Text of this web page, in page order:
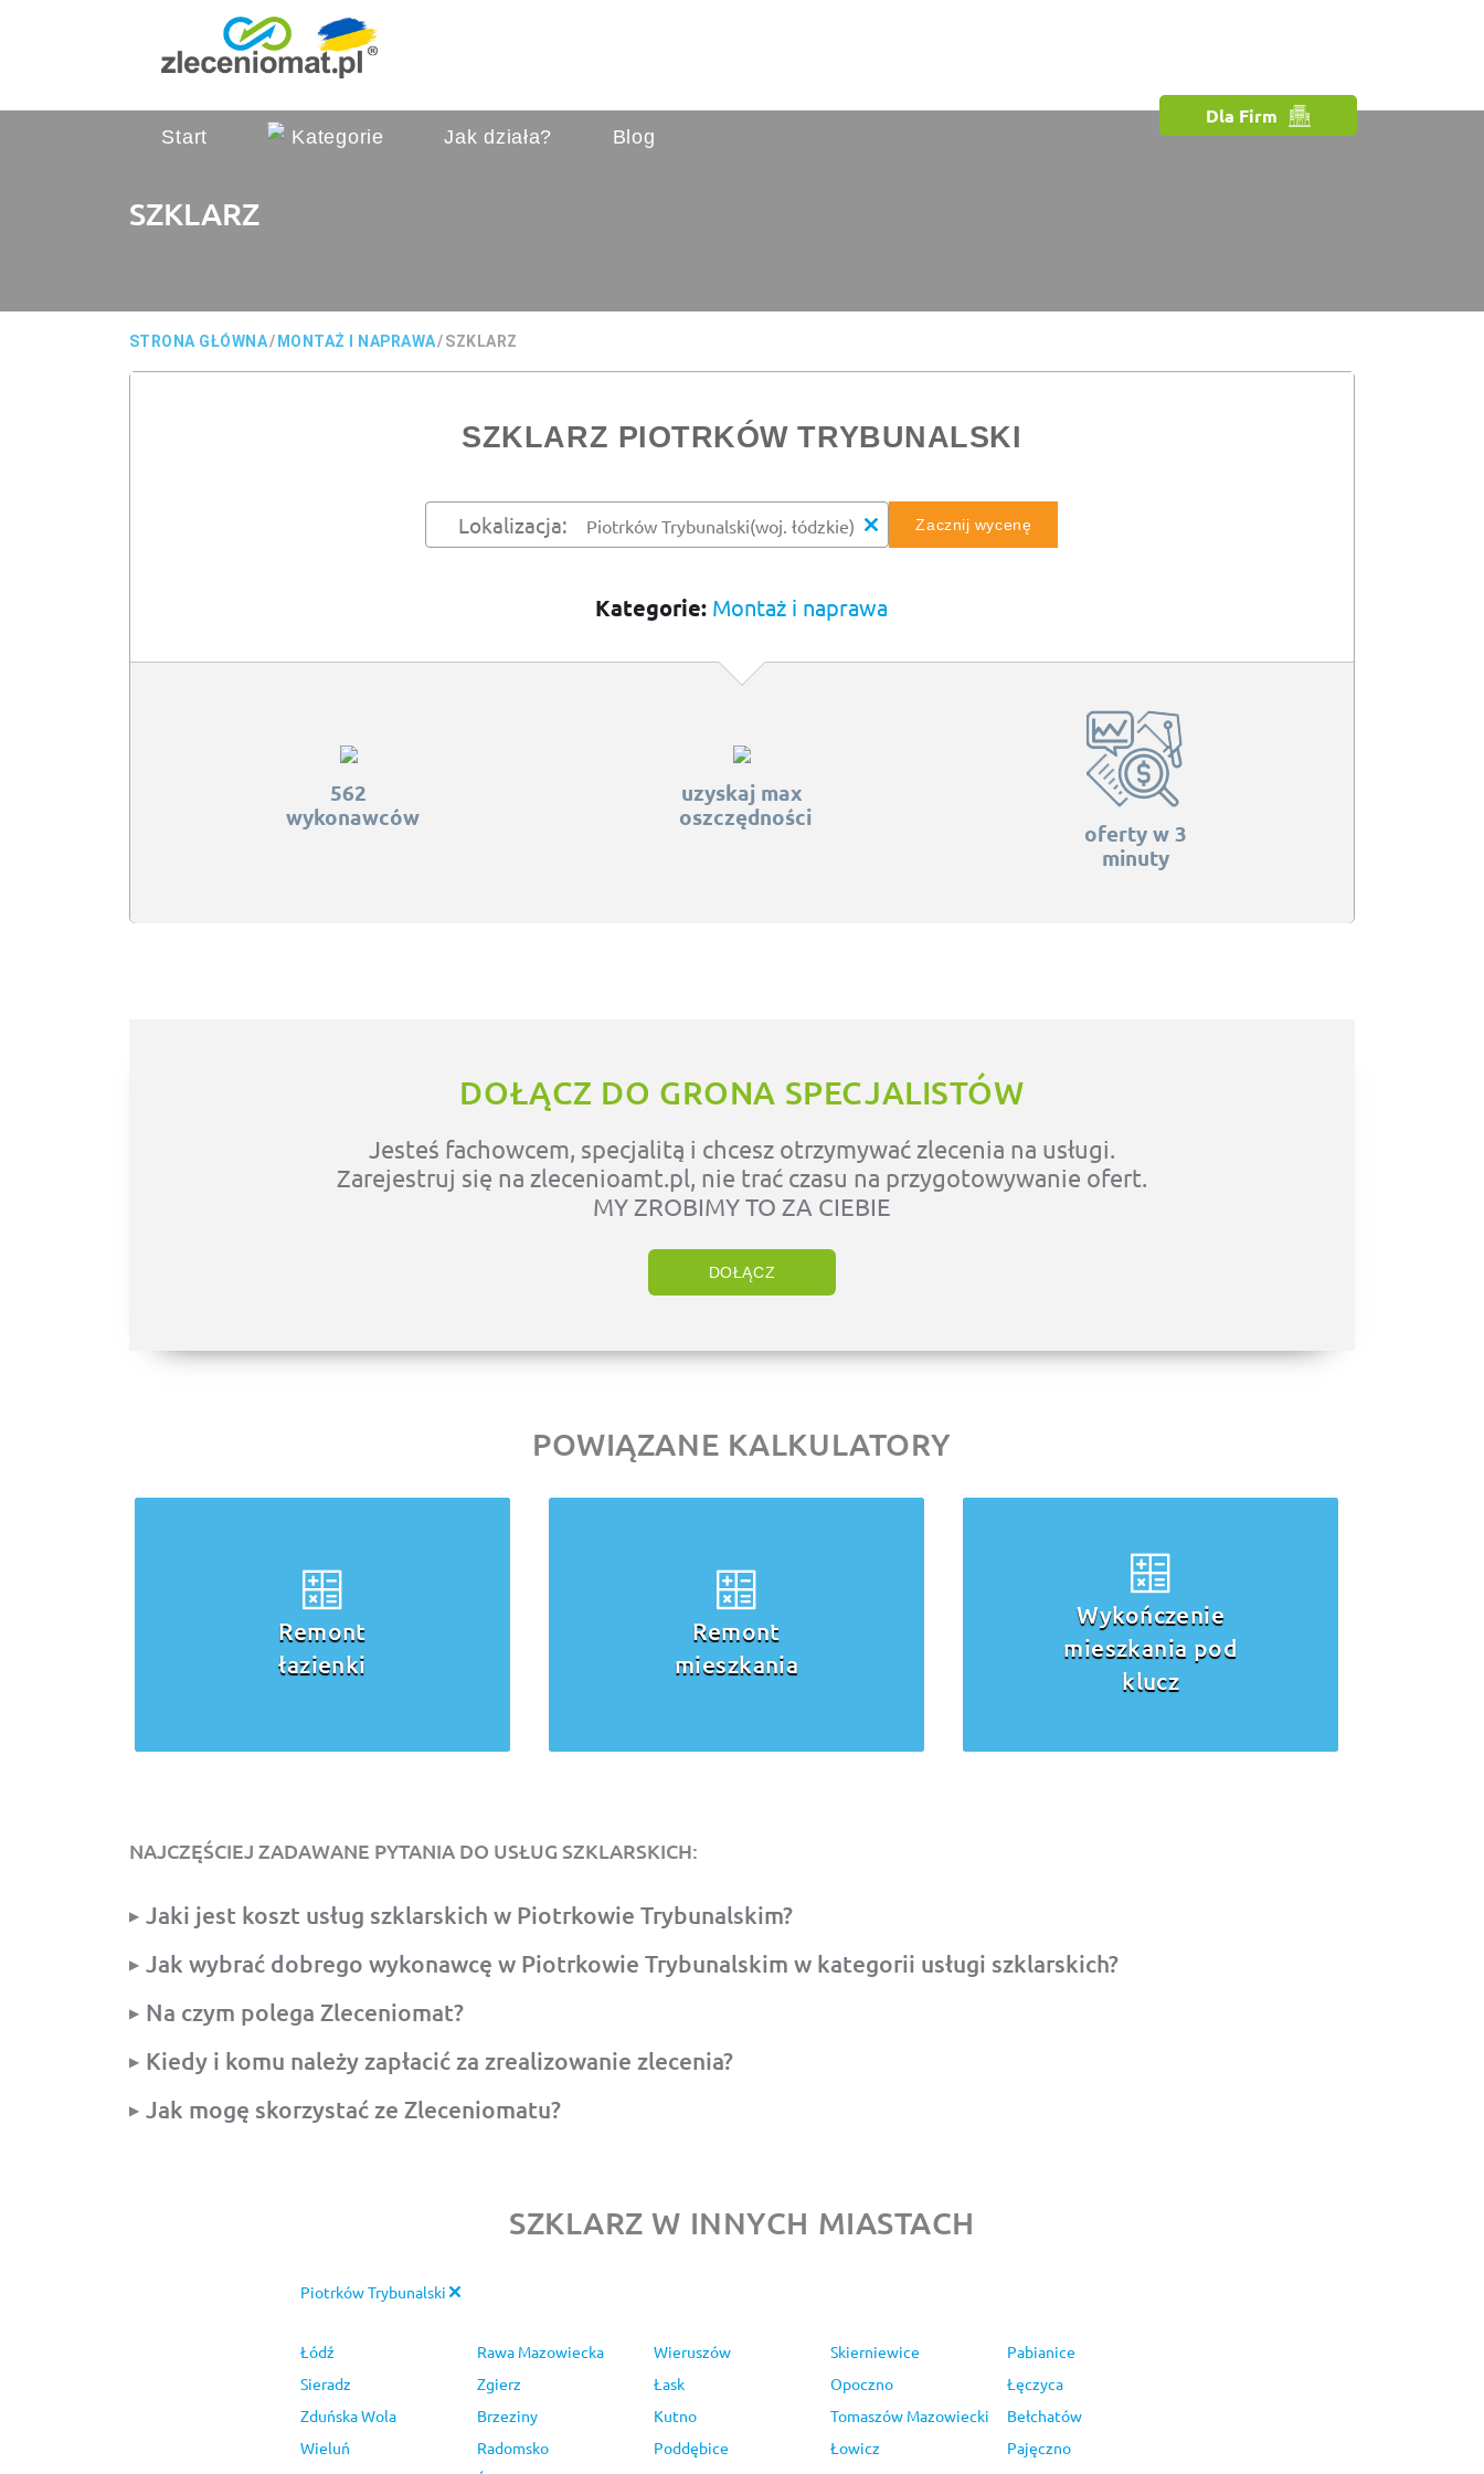
Dla Firm
Start Kategorie Jak działa? Blog
SZKLARZ
STRONA GŁÓWNA/ MONTAŻ I NAPRAWA/SZKLARZ
SZKLARZ PIOTRKÓW TRYBUNALSKI
Lokalizacja: Zacznij wycenę
Kategorie: Montaż i naprawa
562
wykonawców
uzyskaj max
oszczędności
oferty w 3
minuty
DOŁĄCZ DO GRONA SPECJALISTÓW
Jesteś fachowcem, specjalitą i chcesz otrzymywać zlecenia na usługi.
Zarejestruj się na zlecenioamt.pl, nie trać czasu na przygotowywanie ofert.
MY ZROBIMY TO ZA CIEBIE
DOŁĄCZ
POWIĄZANE KALKULATORY
Remont
mieszkania
Wykończenie
mieszkania pod
klucz
Wykończenie
domu pod
klucz
NAJCZĘŚCIEJ ZADAWANE PYTANIA DO USŁUG SZKLARSKICH:
Jaki jest koszt usług szklarskich w Piotrkowie Trybunalskim?
Jak wybrać dobrego wykonawcę w Piotrkowie Trybunalskim w kategorii usługi szklarskich?
Na czym polega Zleceniomat?
Kiedy i komu należy zapłacić za zrealizowanie zlecenia?
Jak mogę skorzystać ze Zleceniomatu?
SZKLARZ W INNYCH MIASTACH
Piotrków Trybunalski
Łódź Rawa Mazowiecka Wieruszów Skierniewice
Pabianice
Sieradz
Zgierz Łask Opoczno
Łęczyca
Zduńska Wola
Brzeziny Kutno Tomaszów Mazowiecki
Bełchatów
Wieluń
Radomsko Poddębice Łowicz
Pajęczno